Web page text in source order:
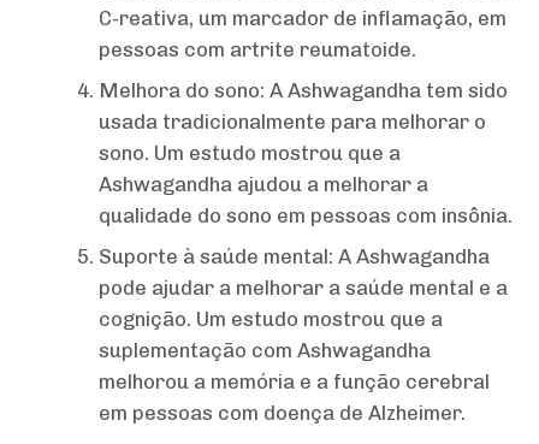
C-reativa, um marcador de inflamação, em
pessoas com artrite reumatoide.
Melhora do sono: A Ashwagandha tem sido
usada tradicionalmente para melhorar o
sono. Um estudo mostrou que a
Ashwagandha ajudou a melhorar a
qualidade do sono em pessoas com insônia.
Suporte à saúde mental: A Ashwagandha
pode ajudar a melhorar a saúde mental e a
cognição. Um estudo mostrou que a
suplementação com Ashwagandha
melhorou a memória e a função cerebral
em pessoas com doença de Alzheimer.